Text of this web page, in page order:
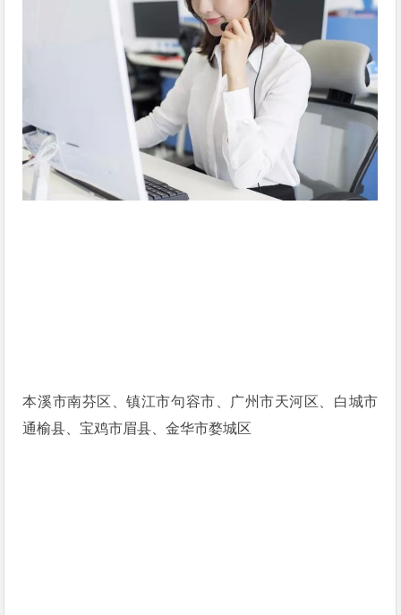
本溪市南芬区、镇江市句容市、广州市天河区、白城市
通榆县、宝鸡市眉县、金华市婺城区